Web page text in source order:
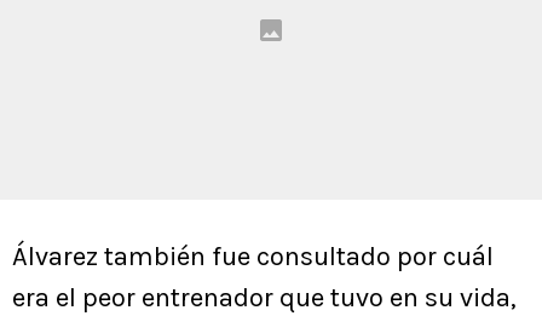
Álvarez también fue consultado por cuál
era el peor entrenador que tuvo en su vida,